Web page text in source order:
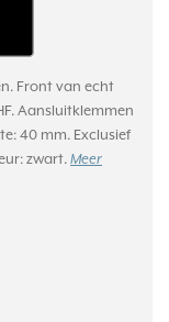
Front van echt
Aansluitklemmen
40 mm. Exclusief
zwart. Meer